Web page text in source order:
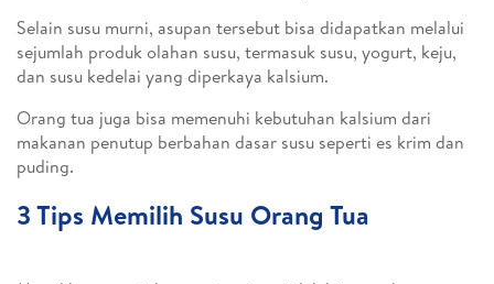
Selain susu murni, asupan tersebut bisa didapatkan melalui
sejumlah produk olahan susu, termasuk susu, yogurt, keju,
dan susu kedelai yang diperkaya kalsium.
Orang tua juga bisa memenuhi kebutuhan kalsium dari
makanan penutup berbahan dasar susu seperti es krim dan
puding.
3 Tips Memilih Susu Orang Tua